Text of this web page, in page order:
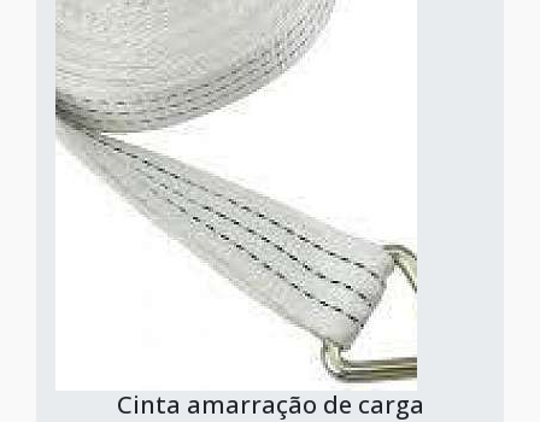
Cinta amarração de carga